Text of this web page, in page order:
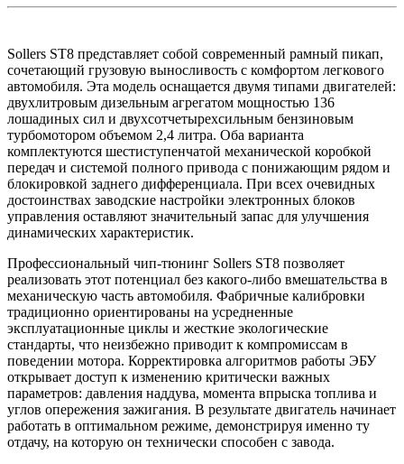
Sollers ST8 представляет собой современный рамный пикап,
сочетающий грузовую выносливость с комфортом легкового
автомобиля. Эта модель оснащается двумя типами двигателей:
двухлитровым дизельным агрегатом мощностью 136
лошадиных сил и двухсотчетырехсильным бензиновым
турбомотором объемом 2,4 литра. Оба варианта
комплектуются шестиступенчатой механической коробкой
передач и системой полного привода с понижающим рядом и
блокировкой заднего дифференциала. При всех очевидных
достоинствах заводские настройки электронных блоков
управления оставляют значительный запас для улучшения
динамических характеристик.
Профессиональный чип-тюнинг Sollers ST8 позволяет
реализовать этот потенциал без какого-либо вмешательства в
механическую часть автомобиля. Фабричные калибровки
традиционно ориентированы на усредненные
эксплуатационные циклы и жесткие экологические
стандарты, что неизбежно приводит к компромиссам в
поведении мотора. Корректировка алгоритмов работы ЭБУ
открывает доступ к изменению критически важных
параметров: давления наддува, момента впрыска топлива и
углов опережения зажигания. В результате двигатель начинает
работать в оптимальном режиме, демонстрируя именно ту
отдачу, на которую он технически способен с завода.